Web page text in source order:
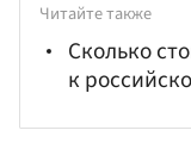
Читайте также
Сколько
к